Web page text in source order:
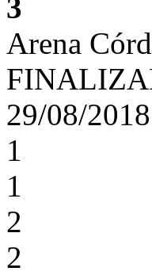
3
Arena
29/08/2018
1
1
2
2